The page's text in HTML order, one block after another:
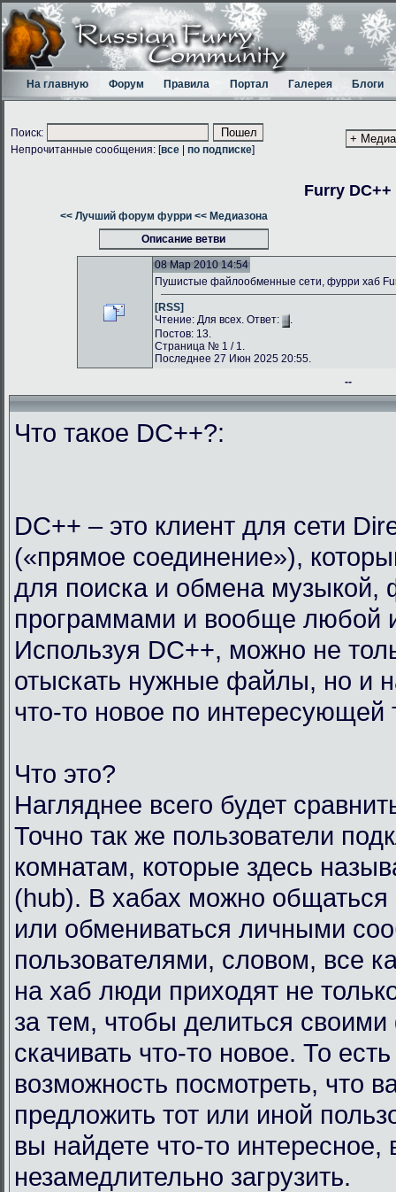
На главную Форум Правила Портал Галерея Блоги
Поиск:
Непрочитанные сообщения: [все по подписке]
Furry DC++
<< Лучший форум фурри << Медиазона
Описание ветви
08 Мар 2010 14:54
Пушистые файлообменные сети, фурри хаб
[RSS]
Чтение: Для всех. Ответ:
.
Постов: 13.
Страница № 1 / 1.
Последнее 27 Июн 2025 20:55.
--
Что такое DC++?:
DC++ – это клиент для сети
(«прямое соединение»),
для поиска и обмена
программами и вообще любой
Используя DC++, можно не
отыскать нужные файлы, но и
что-то новое по интересующей
Что это?
Нагляднее всего будет
Точно так же пользователи
комнатам, которые здесь
(hub). В хабах можно
или обмениваться личными
пользователями, словом, все
на хаб люди приходят не
за тем, чтобы делиться
скачивать что-то новое. То
возможность посмотреть, что
предложить тот или иной
вы найдете что-то интересное,
незамедлительно загрузить.